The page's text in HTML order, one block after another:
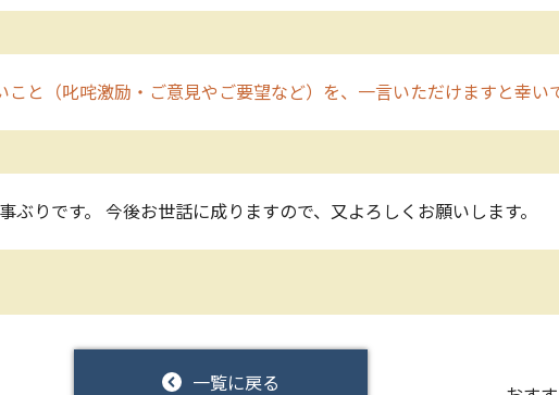
と（叱咤激励・ご意見やご要望など）を、一言いただけますと幸い
ぶりです。 今後お世話に成りますので、又よろしくお願いします。
一覧に戻る